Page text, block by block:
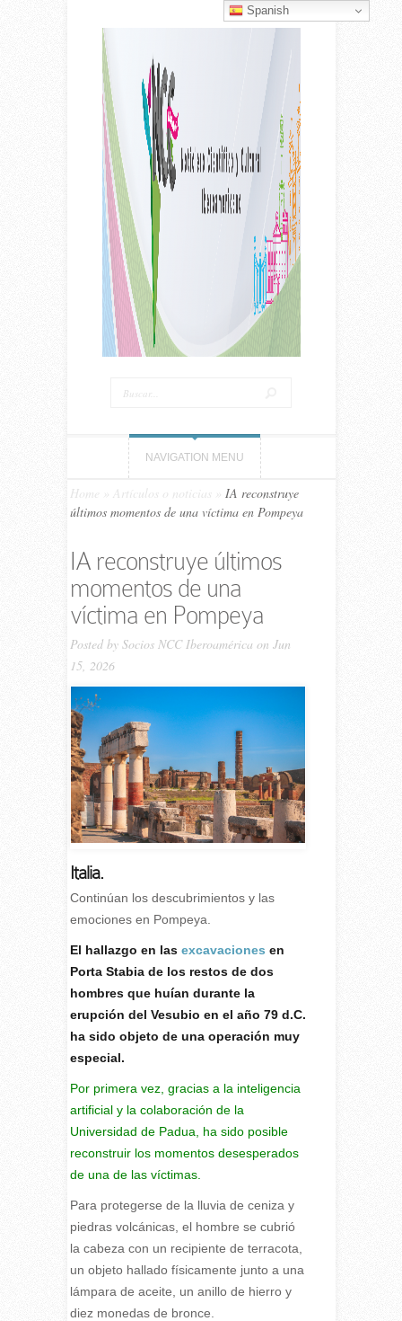
NAVIGATION MENU
Home Artículos o noticias
IA reconstruye
últimos momentos de una víctima en Pompeya
IA reconstruye últimos
momentos de una
víctima en Pompeya
Posted by Socios NCC Iberoamérica on Jun
15, 2026
Italia.
Continúan los descubrimientos y las
emociones en Pompeya.
El hallazgo en las excavaciones en
Porta Stabia de los restos de dos
hombres que huían durante la
erupción del Vesubio en el año 79 d.C.
ha sido objeto de una operación muy
especial.
Por primera vez, gracias a la inteligencia
artificial y la colaboración de la
Universidad de Padua, ha sido posible
reconstruir los momentos desesperados
de una de las víctimas.
Para protegerse de la lluvia de ceniza y
piedras volcánicas, el hombre se cubrió
la cabeza con un recipiente de terracota,
un objeto hallado físicamente junto a una
lámpara de aceite, un anillo de hierro y
diez monedas de bronce.
Spanish